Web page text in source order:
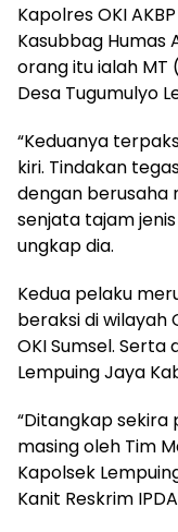
Kapolres OKI
Kasubbag Humas
orang itu ialah MT
Desa Tugumulyo
“Keduanya
kiri. Tindakan
dengan berusaha
senjata tajam
ungkap dia.
Kedua pelaku
beraksi di wilayah
OKI Sumsel.
Lempuing Jaya
“Ditangkap sekira
masing oleh Tim
Kapolsek
Kanit Reskrim